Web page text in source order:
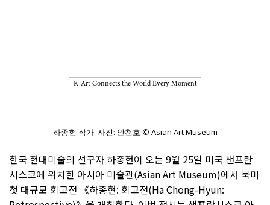
K-Art Connects the World Every Moment
하종현 작가. 사진: 안천호 © Asian Art Museum
한국 현대미술의 선구자 하종현이 오는 9월 25일 미국 샌프란
시스코에 위치한 아시아 미술관(Asian Art Museum)에서 북미
첫 대규모 회고전 《하종현: 회고전(Ha Chong-Hyun: